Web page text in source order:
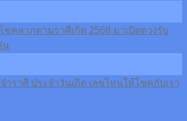
ชคลาภตามราศีเกิด 2568 มาเปิดดวงรับ
น
ำราศี ประจำวันเกิด เลขไหนให้โชคกับเรา